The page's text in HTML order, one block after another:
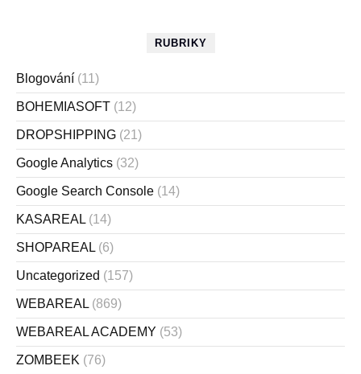
RUBRIKY
Blogování (11)
BOHEMIASOFT (12)
DROPSHIPPING (21)
Google Analytics (32)
Google Search Console (14)
KASAREAL (14)
SHOPAREAL (6)
Uncategorized (157)
WEBAREAL (869)
WEBAREAL ACADEMY (53)
ZOMBEEK (76)